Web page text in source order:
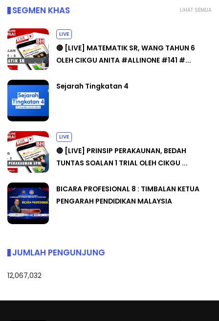
LIHAT SEMUA
SEGMEN KHAS
LIVE
🔴 [LIVE] MATEMATIK SR, WANG TAHUN 6
OLEH CIKGU ANITA #ALLINONE #141 #...
Sejarah Tingkatan 4
LIVE
🔴 [LIVE] PRINSIP PERAKAUNAN, BEDAH
TUNTAS SOALAN 1 TRIAL OLEH CIKGU ...
BICARA PROFESIONAL 8 : TIMBALAN KETUA
PENGARAH PENDIDIKAN MALAYSIA
JUMLAH PENGUNJUNG
12,067,032